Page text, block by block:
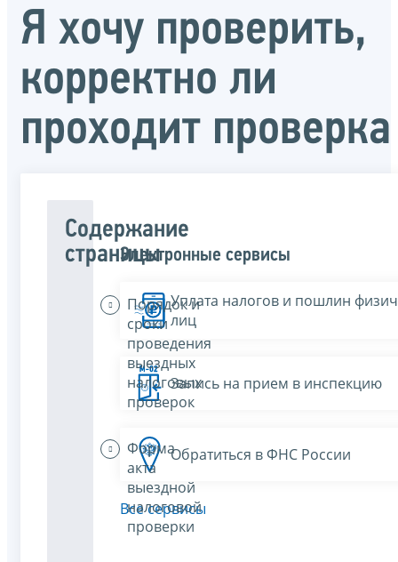
Я хочу проверить,
корректно ли
проходит проверка
Содержание
страницы
Порядок и
сроки
проведения
выездных
налоговых
проверок
Форма
акта
выездной
налоговой
проверки
Электронные сервисы
Уплата налогов и пошлин
лиц
Запись на прием в инспекцию
Обратиться в ФНС России
Все сервисы